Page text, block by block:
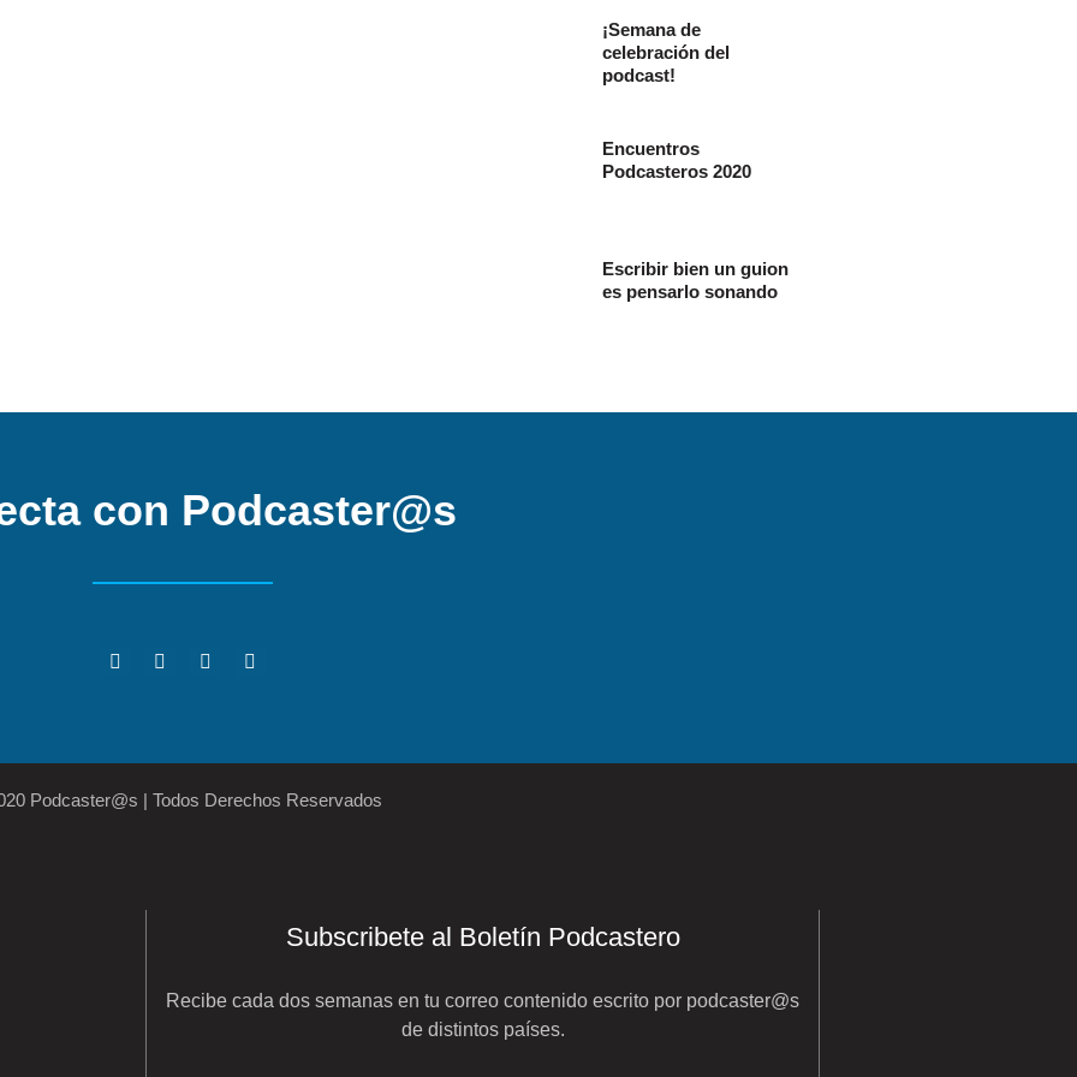
¡Semana de
celebración del
podcast!
Encuentros
Podcasteros 2020
Escribir bien un guion
es pensarlo sonando
con Podcaster@s
Podcaster@s | Todos Derechos Reservados
Subscribete al Boletín Podcastero
Recibe cada dos semanas en tu correo contenido escrito por podcaster@s
de distintos países.